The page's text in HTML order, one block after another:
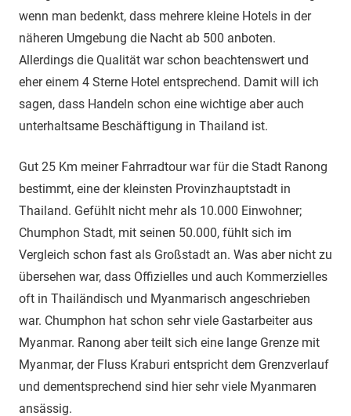
wenn man bedenkt, dass mehrere kleine Hotels in der
näheren Umgebung die Nacht ab 500 anboten.
Allerdings die Qualität war schon beachtenswert und
eher einem 4 Sterne Hotel entsprechend. Damit will ich
sagen, dass Handeln schon eine wichtige aber auch
unterhaltsame Beschäftigung in Thailand ist.
Gut 25 Km meiner Fahrradtour war für die Stadt Ranong
bestimmt, eine der kleinsten Provinzhauptstadt in
Thailand. Gefühlt nicht mehr als 10.000 Einwohner;
Chumphon Stadt, mit seinen 50.000, fühlt sich im
Vergleich schon fast als Großstadt an. Was aber nicht zu
übersehen war, dass Offizielles und auch Kommerzielles
oft in Thailändisch und Myanmarisch angeschrieben
war. Chumphon hat schon sehr viele Gastarbeiter aus
Myanmar. Ranong aber teilt sich eine lange Grenze mit
Myanmar, der Fluss Kraburi entspricht dem Grenzverlauf
und dementsprechend sind hier sehr viele Myanmaren
ansässig.